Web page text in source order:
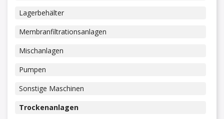
Lagerbehälter
Membranfiltrationsanlagen
Mischanlagen
Pumpen
Sonstige Maschinen
Trockenanlagen